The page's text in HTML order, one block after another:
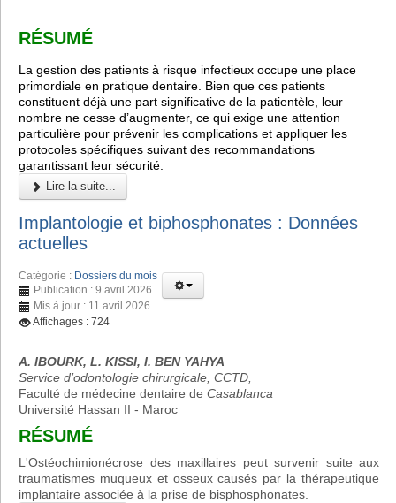
RÉSUMÉ
La gestion des patients à risque infectieux occupe une place
primordiale en pratique dentaire. Bien que ces patients
constituent déjà une part significative de la patientèle, leur
nombre ne cesse d’augmenter, ce qui exige une attention
particulière pour prévenir les complications et appliquer les
protocoles spécifiques suivant des recommandations
garantissant leur sécurité.
Lire la suite...
Implantologie et biphosphonates : Données
actuelles
Catégorie : Dossiers du mois
Publication : 9 avril 2026
Mis à jour : 11 avril 2026
Affichages : 724
A. IBOURK, L. KISSI, I. BEN YAHYA
Service d’odontologie chirurgicale, CCTD,
Faculté de médecine dentaire de Casablanca
Université Hassan II - Maroc
RÉSUMÉ
L'Ostéochimionécrose des maxillaires peut survenir suite aux
traumatismes muqueux et osseux causés par la thérapeutique
implantaire associée à la prise de bisphosphonates.